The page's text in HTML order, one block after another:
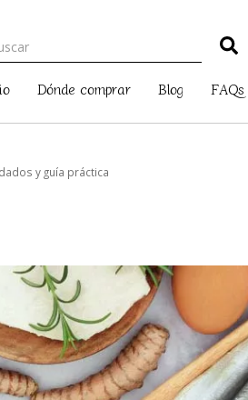
Dónde comprar Blog FAQs
y guía práctica